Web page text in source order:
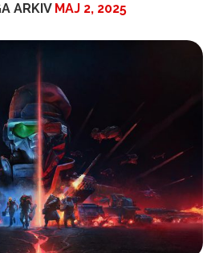
ARKIV MAJ 2, 2025